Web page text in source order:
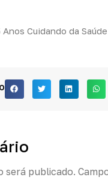
Cuidando da
será publicado.